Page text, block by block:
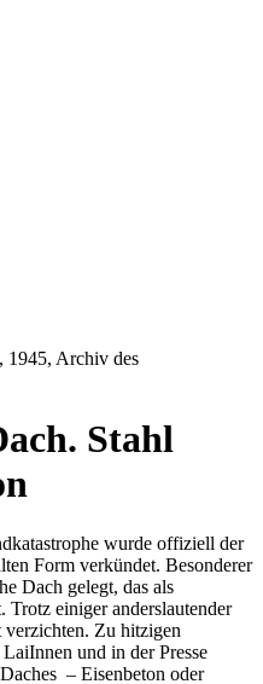
1945, Archiv des
Stahl
wurde offiziell der
Form verkündet. Besonderer
Dach gelegt, das als
Trotz einiger anderslautender
Zu hitzigen
und in der Presse
– Eisenbeton oder